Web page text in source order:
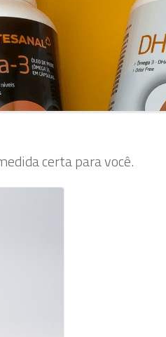
certa para você.